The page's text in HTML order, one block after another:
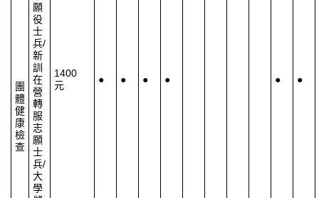
團
體
健
康
檢
查
願
役
士
兵/
新
訓
在
營
轉
服
志
願
士
兵/
大
學
1400
元
● ● ● ● ● ●